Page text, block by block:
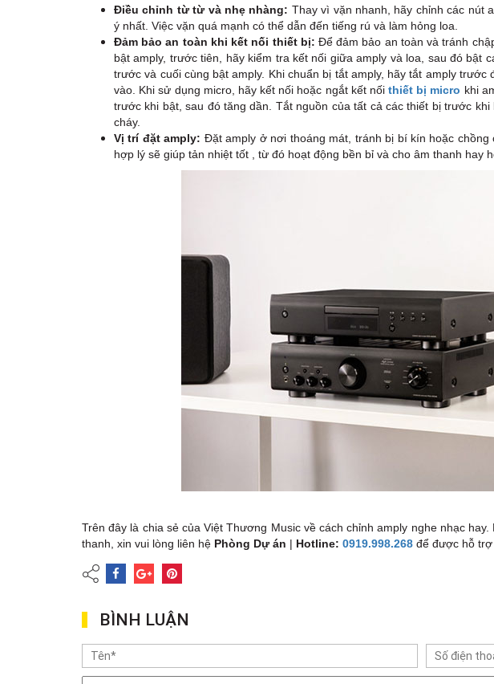
Điều chỉnh từ từ và nhẹ nhàng: Thay vì vặn nhanh, hãy chỉnh các nút
ý nhất. Việc vặn quá mạnh có thể dẫn đến tiếng rú và làm hỏng loa.
Đảm bảo an toàn khi kết nối thiết bị: Để đảm bảo an toàn và tránh
bật amply, trước tiên, hãy kiểm tra kết nối giữa amply và loa, sau đó bật
trước và cuối cùng bật amply. Khi chuẩn bị tắt amply, hãy tắt amply
vào. Khi sử dụng micro, hãy kết nối hoặc ngắt kết nối thiết bị micro khi
trước khi bật, sau đó tăng dần. Tắt nguồn của tất cả các thiết bị trước
cháy.
Vị trí đặt amply: Đặt amply ở nơi thoáng mát, tránh bị bí kín hoặc
hợp lý sẽ giúp tản nhiệt tốt , từ đó hoạt động bền bỉ và cho âm thanh hay
Trên đây là chia sẻ của Việt Thương Music về cách chỉnh amply nghe nhạc
thanh, xin vui lòng liên hệ Phòng Dự án | Hotline: 0919.998.268 để được hỗ trợ
BÌNH LUẬN